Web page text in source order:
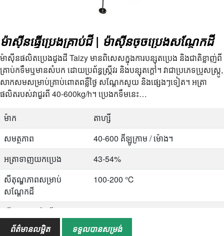
ម៉ាស៊ីនធ្វើប្រេងគ្រាប់ជី | ម៉ាស៊ីនចុចប្រេងសណ្តែកដី
ម៉ាស៊ីនផលិតប្រេងដូងដី Taizy មានពិសេសក្នុងការបន្សុតប្រេង និងជាតិខ្លាញ់ពី
គ្រាប់កទឹមឬមានសំបក ដោយប្រព័ន្ធស្ក្រីវរ និងបន្សុតក្តៅ។ វាជាប្រភេទប្រូសស្ក្រូ,
សាកសមសម្រាប់គ្រាប់ពោតពន្លឺថ្ងៃ សណ្តែកសូយ និងផ្សេងៗទៀត។ អត្រា
ផលិតរបស់វាជួរពី 40-600kg/h។ ប្រេងកទឹមនេះ…
ម៉ាក
តាហ្សី
សមត្ថភាព
40-600 គីឡូក្រាម / ម៉ោង។
អត្រាទាញយកប្រេង
43-54%
សីតុណ្ហភាពសម្រាប់
សណ្តែកដី
100-200 ℃
សីតុណ្ហភាពម៉ាស៊ីន
វិធីសាស្រ្តទាញយកប្រេង
ការចុចក្តៅ
ព័ត៌មានលម្អិត ទទួលបានសម្រង់